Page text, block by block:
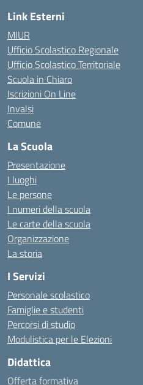
Link Esterni
MIUR
Ufficio Scolastico Regionale
Ufficio Scolastico Territoriale
Scuola in Chiaro
Iscrizioni On Line
Invalsi
Comune
La Scuola
Presentazione
I luoghi
Le persone
I numeri della scuola
Le carte della scuola
Organizzazione
La storia
I Servizi
Personale scolastico
Famiglie e studenti
Percorsi di studio
Modulistica per le Elezioni
Didattica
Offerta formativa